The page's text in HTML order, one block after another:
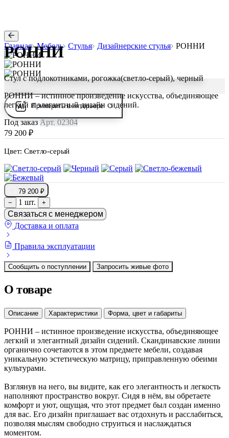
Главная Мебель Стулья Дизайнерские стулья РОННИ
Примерить в интерьере
РОННИ
Стул с подлокотниками, рогожка(светло-серый), черный
РОННИ – истинное произведение искусства, объединяющее
легкий и элегантный дизайн сидений.
Под заказ Арт. 02304
79 200 ₽
Цвет: Светло-серый
79 200 ₽
−
1 шт. +
Связаться с менеджером
Доставка и оплата
Правила эксплуатации
Сообщить о поступлении Запросить живые фото
О товаре
Описание Характеристики Форма, цвет и габариты
РОННИ – истинное произведение искусства, объединяющее
легкий и элегантный дизайн сидений. Скандинавские линии
органично сочетаются в этом предмете мебели, создавая
уникальную эстетическую матрицу, приправленную обеими
культурами.
Взглянув на него, вы видите, как его элегантность и легкость
наполняют пространство вокруг. Сидя в нём, вы обретаете
комфорт и уют, ощущая, что этот предмет был создан именно
для вас. Его дизайн приглашает вас отдохнуть и расслабиться,
позволяя мыслям свободно струиться и наслаждаться
моментом.